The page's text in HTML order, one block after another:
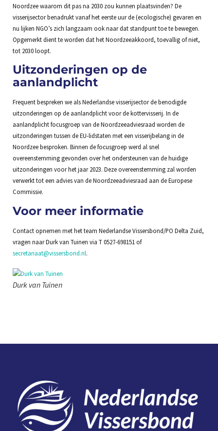
Noordzee waarom dit pas na 2030 zou kunnen plaatsvinden? De
visserijsector benadrukt vanaf het eerste uur de (ecologische) gevaren en
nu lijken NGO’s zich langzaam ook naar dat standpunt toe te bewegen.
Opgemerkt dient te worden dat het Noordzeeakkoord, toevallig of niet,
tot 2030 loopt.
Uitzonderingen op de
aanlandplicht
Frequent bespreken we als Nederlandse visserijsector de benodigde
uitzonderingen op de aanlandplicht voor de kottervisserij. In de
aanlandplicht focusgroep van de Noordzeeadviesraad worden de
uitzonderingen tussen de EU-lidstaten met een visserijbelang in de
Noordzee besproken. Binnen de focusgroep werd al snel
overeenstemming gevonden over het ondersteunen van de huidige
uitzonderingen voor het jaar 2023. Deze overeenstemming zal worden
verwerkt tot een advies van de Noordzeeadviesraad aan de Europese
Commissie.
Voor meer informatie
Contact opnemen met het team Nederlandse Vissersbond/PO Delta Zuid,
vragen naar Durk van Tuinen via T 0527-698151 of
secretariaat@vissersbond.nl.
Durk van Tuinen